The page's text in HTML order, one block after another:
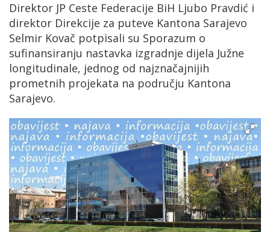
Direktor JP Ceste Federacije BiH Ljubo Pravdić i
direktor Direkcije za puteve Kantona Sarajevo
Selmir Kovač potpisali su Sporazum o
sufinansiranju nastavka izgradnje dijela Južne
longitudinale, jednog od najznačajnijih
prometnih projekata na području Kantona
Sarajevo.